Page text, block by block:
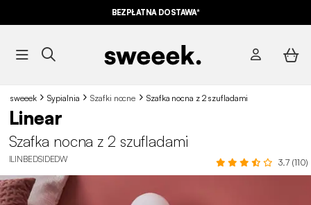
BEZPŁATNA DOSTAWA*
sweeek Sypialnia Szafki nocne Szafka nocna z 2 szufladami
Linear
Szafka nocna z 2 szufladami
ILINBEDSIDEDW 3.7 (110)